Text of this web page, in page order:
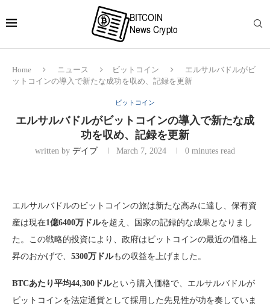
Home ニュース ビットコイン
エルサルバドルがビ
ットコインの導入で新たな成功を収め、記録を更新
ビットコイン
エルサルバドルがビットコインの導入で新たな成
功を収め、記録を更新
written by デイブ March 7, 2024 0 minutes read
エルサルバドルのビットコインの旅は新たな高みに達し、保有資
産は現在1億6400万ドルを超え、国家の記録的な成果となりまし
た。この戦略的投資により、政府はビットコインの最近の価格上
昇のおかげで、 5300万ドルもの収益を上げました。
BTCあたり平均44,300ドルという購入価格で、エルサルバドルが
ビットコインを法定通貨として採用した先見性が功を奏していま